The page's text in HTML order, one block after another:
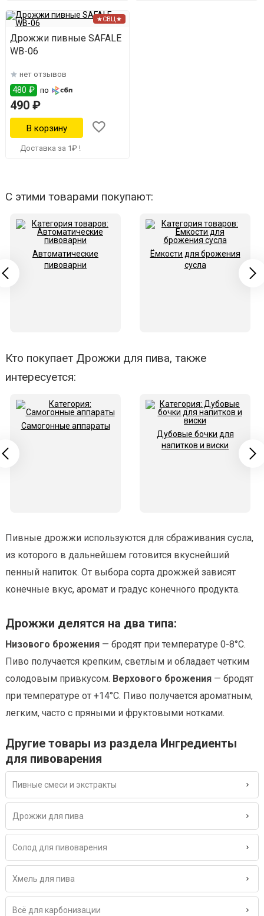
★СВЦ★
Дрожжи пивные SAFALE
WB-06
нет отзывов
480 ₽ по
490 ₽
Доставка за 1₽ !
С этими товарами покупают:
Автоматические
пивоварни
Ёмкости для брожения
сусла
Кто покупает Дрожжи для пива, также
интересуется:
Самогонные аппараты
Дубовые бочки для
напитков и виски
Пивные дрожжи используются для сбраживания сусла,
из которого в дальнейшем готовится вкуснейший
пенный напиток. От выбора сорта дрожжей зависят
конечные вкус, аромат и градус конечного продукта.
Дрожжи делятся на два типа:
Низового брожения — бродят при температуре 0-8°С.
Пиво получается крепким, светлым и обладает четким
солодовым привкусом. Верхового брожения — бродят
при температуре от +14°С. Пиво получается ароматным,
легким, часто с пряными и фруктовыми нотками.
Другие товары из раздела Ингредиенты
для пивоварения
Пивные смеси и экстракты
Дрожжи для пива
Солод для пивоварения
Хмель для пива
Всё для карбонизации